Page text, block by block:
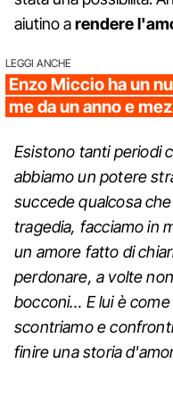
aiutino arendere
LEGGI ANCHE
Enzo Miccio ha un
me da un anno e
Esistono tanti periodi
abbiamo un potere
succede qualcosa
tragedia, facciamo in
un amore fatto di
perdonare, a volte
bocconi… E lui è
scontriamo e
finire una storia